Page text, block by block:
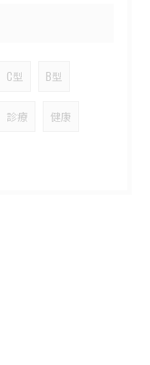
C型 B型
診療 健康